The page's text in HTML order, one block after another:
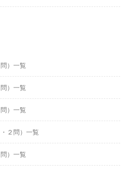
）一覧
）一覧
）一覧
２問）一覧
）一覧